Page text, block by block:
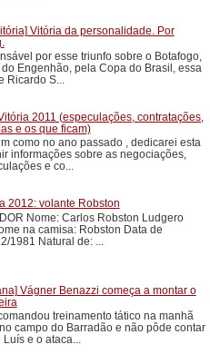
Vitória da personalidade. Por
por esse triunfo sobre o Botafogo,
Engenhão, pela Copa do Brasil, essa
Ricardo S...
2011 (especulações, contratações,
e os que ficam)
como no ano passado , dedicarei esta
informações sobre as negociações,
e co...
2012: volante Robston
Nome: Carlos Robston Ludgero
na camisa: Robston Data de
1981 Natural de: ...
Vágner Benazzi começa a montar o
treinamento tático na manhã
campo do Barradão e não pôde contar
e o ataca...